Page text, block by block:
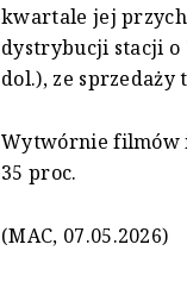
kwartale jej
dystrybucji stacji o
dol.), ze sprzedaży
Wytwórnie filmów
35 proc.
(MAC, 07.05.2026)